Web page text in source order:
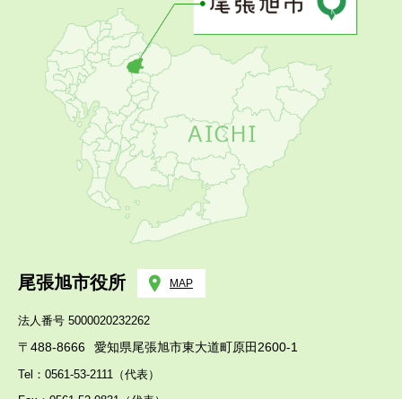
尾張旭市役所 MAP
法人番号 5000020232262
〒488-8666 愛知県尾張旭市東大道町原田2600-1
Tel：0561-53-2111（代表）